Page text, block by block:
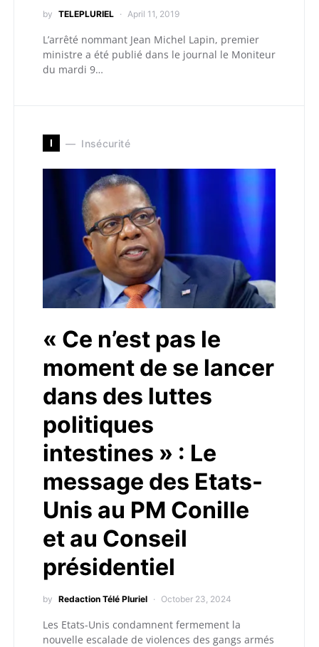
by TELEPLURIEL April 11, 2019
L’arrêté nommant Jean Michel Lapin, premier
ministre a été publié dans le journal le Moniteur
du mardi 9…
I Insécurité
« Ce n’est pas le
moment de se lancer
dans des luttes
politiques
intestines » : Le
message des Etats-
Unis au PM Conille
et au Conseil
présidentiel
by Redaction Télé Pluriel October 23, 2024
Les Etats-Unis condamnent fermement la
nouvelle escalade de violences des gangs armés